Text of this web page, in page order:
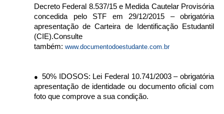
Decreto Federal 8.537/15 e Medida Cautelar Provisória
concedida pelo STF em 29/12/2015 – obrigatória
apresentação de Carteira de Identificação Estudantil
(CIE).Consulte
também: www.documentodoestudante.com.br
●
50% IDOSOS: Lei Federal 10.741/2003 – obrigatória
apresentação de identidade ou documento oficial com
foto que comprove a sua condição.